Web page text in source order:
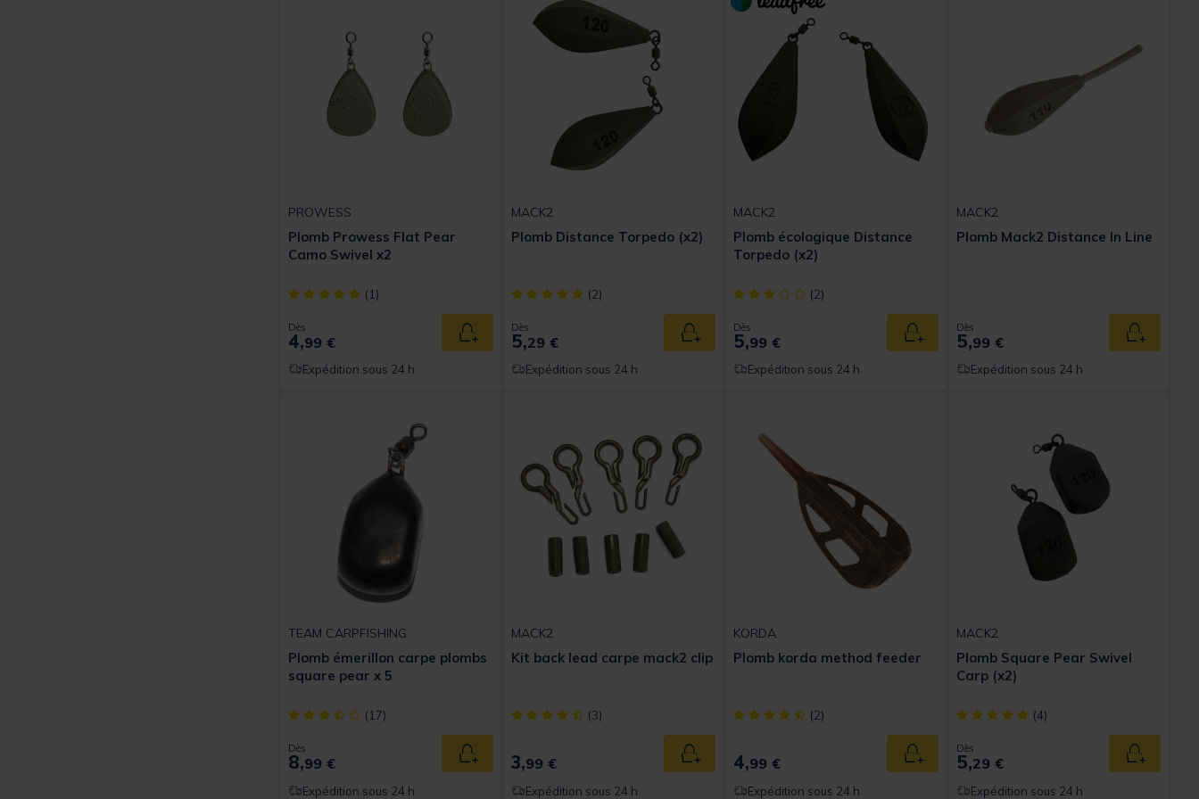
PROWESS
Plomb Prowess Flat Pear
Camo Swivel x2
[object Object] out of 5 Customer Rating
(1)
Dès
4,99 € Ajouter au panier
Expédition sous 24 h
MACK2
Plomb Distance Torpedo (x2)
[object Object] out of 5 Customer Rating
(2)
Dès
5,29 € Ajouter au panier
Expédition sous 24 h
MACK2
Plomb écologique Distance
Torpedo (x2)
[object Object] out of 5 Customer Rating
(2)
Dès
5,99 € Ajouter au panier
Expédition sous 24 h
MACK2
Plomb Mack2 Distance In Line
Dès
5,99 € Ajouter
Expédition sous 24 h
TEAM CARPFISHING
Plomb émerillon carpe plombs
square pear x 5
[object Object] out of 5 Customer Rating
(17)
Dès
8,99 € Ajouter au panier
Expédition sous 24 h
MACK2
Kit back lead carpe mack2 clip
[object Object] out of 5 Customer Rating
(3)
3,99 € Ajouter au panier
Expédition sous 24 h
KORDA
Plomb korda method feeder
[object Object] out of 5 Customer Rating
(2)
4,99 € Ajouter au panier
Expédition sous 24 h
MACK2
Plomb Square Pear Swivel
Carp (x2)
[object Object] out of 5 Customer Rating
(4)
Dès
5,29 € Ajouter
Expédition sous 24 h